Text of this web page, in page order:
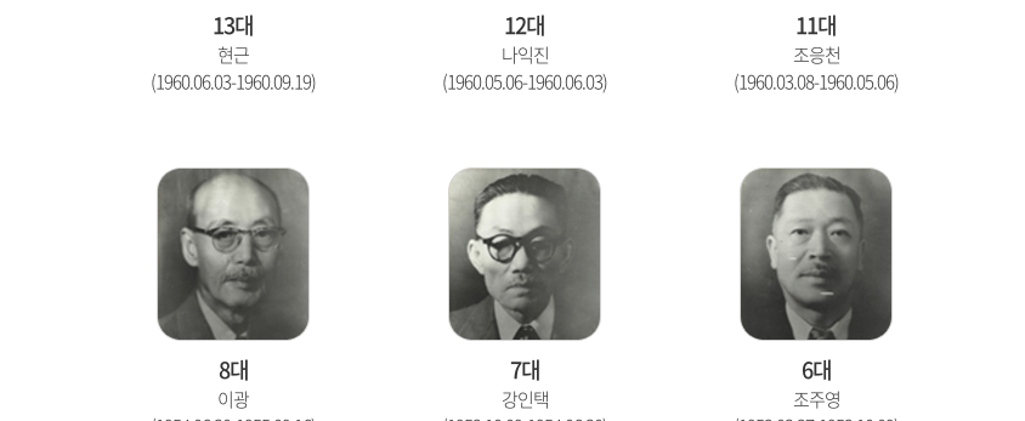
13대
현근
(1960.06.03-1960.09.19)
12대
나익진
(1960.05.06-1960.06.03)
11대
조응천
(1960.03.08-1960.05.06)
8대
이광
7대
강인택
6대
조주영